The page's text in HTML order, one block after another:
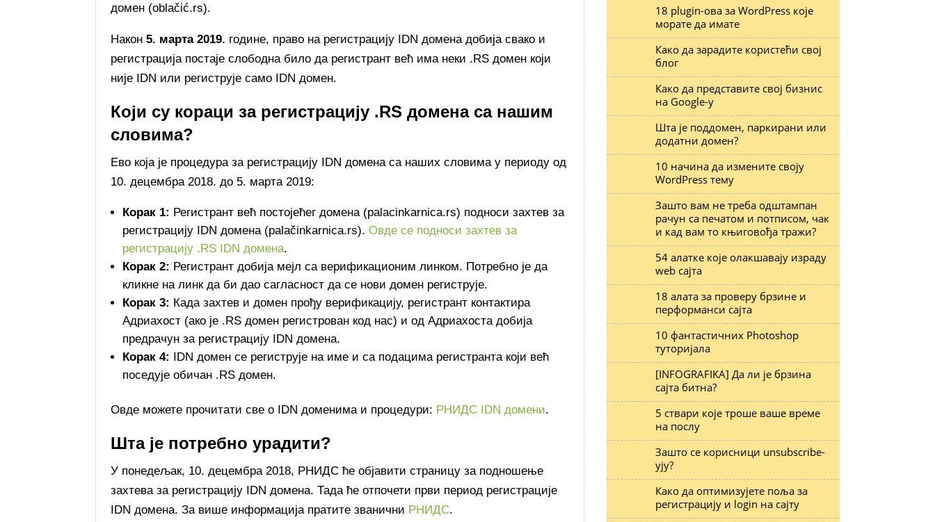
домен (oblačić.rs).
Након 5. марта 2019. године, право на регистрацију IDN домена добија свако и
регистрација постаје слободна било да регистрант већ има неки .RS домен који
није IDN или региструје само IDN домен.
Који су кораци за регистрацију .RS домена са нашим
словима?
Ево која је процедура за регистрацију IDN домена са наших словима у периоду од
10. децембра 2018. до 5. марта 2019:
Корак 1: Регистрант већ постојећег домена (palacinkarnica.rs) подноси захтев за
регистрацију IDN домена (palačinkarnica.rs). Овде се подноси захтев за
регистрацију .RS IDN домена.
Корак 2: Регистрант добија мејл са верификационим линком. Потребно је да
кликне на линк да би дао сагласност да се нови домен региструје.
Корак 3: Када захтев и домен прођу верификацију, регистрант контактира
Адриахост (ако је .RS домен регистрован код нас) и од Адриахоста добија
предрачун за регистрацију IDN домена.
Корак 4: IDN домен се региструје на име и са подацима регистранта који већ
поседује обичан .RS домен.
Овде можете прочитати све о IDN доменима и процедури: РНИДС IDN домени.
Шта је потребно урадити?
У понедељак, 10. децембра 2018, РНИДС ће објавити страницу за подношење
захтева за регистрацију IDN домена. Тада ће отпочети први период регистрације
IDN домена. За више информација пратите званични РНИДС.
18 plugin-ова за WordPress које
морате да имате
Како да зарадите користећи свој
блог
Како да представите свој бизнис
на Google-у
Шта је поддомен, паркирани или
додатни домен?
10 начина да измените своју
WordPress тему
Зашто вам не треба одштампан
рачун са печатом и потписом, чак
и кад вам то књиговођа тражи?
54 алатке које олакшавају израду
web сајта
18 алата за проверу брзине и
перформанси сајта
10 фантастичних Photoshop
туторијала
[INFOGRAFIKA] Да ли је брзина
сајта битна?
5 ствари које троше ваше време
на послу
Зашто се корисници unsubscribe-
ују?
Како да оптимизујете поља за
регистрацију и login на сајту